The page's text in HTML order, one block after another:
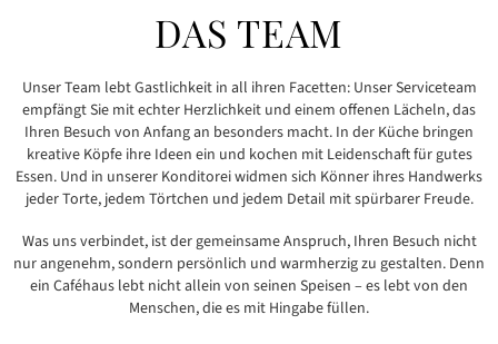
DAS TEAM
Unser Team lebt Gastlichkeit in all ihren Facetten: Unser Serviceteam
empfängt Sie mit echter Herzlichkeit und einem offenen Lächeln, das
Ihren Besuch von Anfang an besonders macht. In der Küche bringen
kreative Köpfe ihre Ideen ein und kochen mit Leidenschaft für gutes
Essen. Und in unserer Konditorei widmen sich Könner ihres Handwerks
jeder Torte, jedem Törtchen und jedem Detail mit spürbarer Freude.
Was uns verbindet, ist der gemeinsame Anspruch, Ihren Besuch nicht
nur angenehm, sondern persönlich und warmherzig zu gestalten. Denn
ein Caféhaus lebt nicht allein von seinen Speisen – es lebt von den
Menschen, die es mit Hingabe füllen.